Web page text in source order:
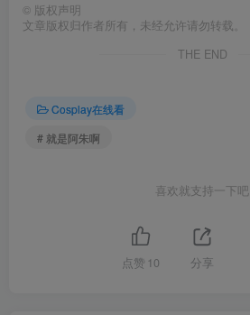
© 版权声明
文章版权归作者所有，未经允许请勿转载。
THE END
Cosplay在线看
# 就是阿朱啊
喜欢就支持一下吧
点赞 10 分享